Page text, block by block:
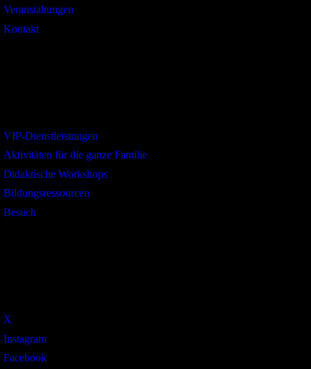
Veranstaltungen
Kontakt
VIP-Dienstleistungen
Aktivitäten für die ganze Familie
Didaktische Workshops
Bildungsressourcen
Besuch
X
Instagram
Facebook